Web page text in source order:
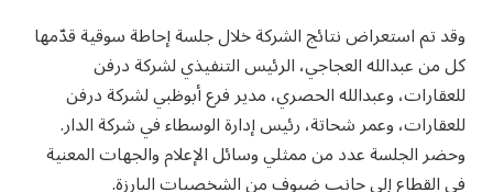
وقد تم استعراض نتائج الشركة خلال جلسة إحاطة سوقية قدّمها
كل من عبدالله العجاجي، الرئيس التنفيذي لشركة درفن
للعقارات، وعبدالله الحصري، مدير فرع أبوظبي لشركة درفن
للعقارات، وعمر شحاتة، رئيس إدارة الوسطاء في شركة الدار.
وحضر الجلسة عدد من ممثلي وسائل الإعلام والجهات المعنية
في القطاع إلى جانب ضيوف من الشخصيات البارزة.